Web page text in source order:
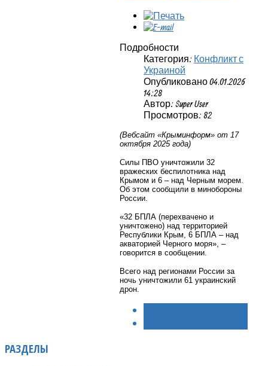
Подробности
Категория: Конфликт с
Украиной
Опубликовано 04.01.2026
14:28
Автор: Super User
Просмотров: 82
(Вебсайт «Крыминформ» от 17
октября 2025 года)
Силы ПВО уничтожили 32
вражеских беспилотника над
Крымом и 6 – над Черным морем.
Об этом сообщили в минобороны
России.
«32 БПЛА (перехвачено и
уничтожено) над территорией
Республики Крым, 6 БПЛА – над
акваторией Черного моря», –
говорится в сообщении.
Всего над регионами России за
ночь уничтожили 61 украинский
дрон.
РАЗДЕЛЫ